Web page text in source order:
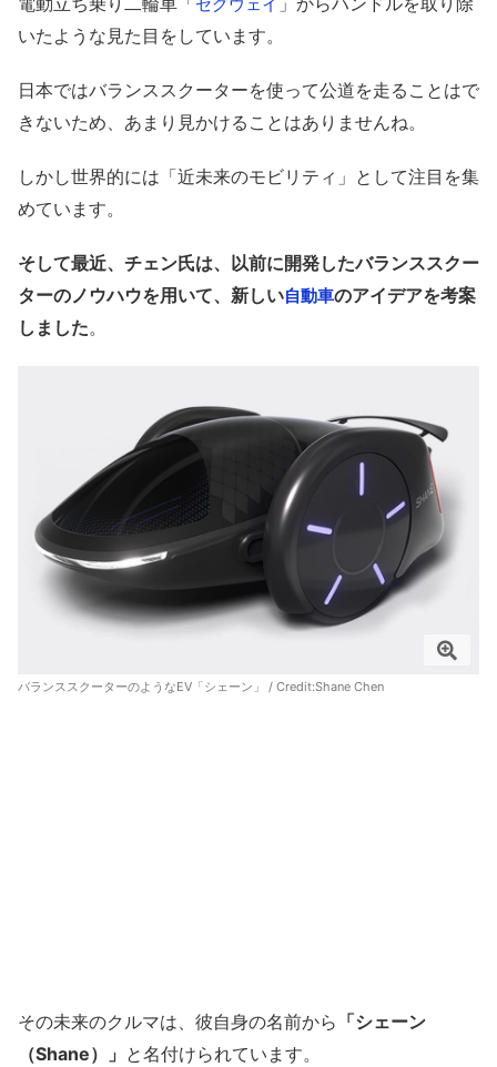
いたような見た目をしています。
日本ではバランススクーターを使って公道を走ることはで
きないため、あまり見かけることはありませんね。
しかし世界的には「近未来のモビリティ」として注目を集
めています。
そして最近、チェン氏は、以前に開発したバランススクー
ターのノウハウを用いて、新しい自動車のアイデアを考案
しました。
バランススクーターのようなEV「シェーン」 / Credit:Shane Chen
その未来のクルマは、彼自身の名前から 「シェーン
（Shane）」 と名付けられています。